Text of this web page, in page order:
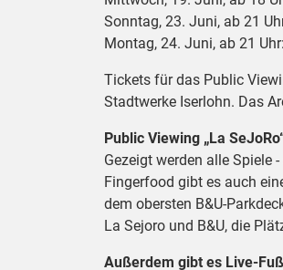
Sonntag, 23. Juni, ab 21
Montag, 24. Juni, ab 21
Tickets für das Public
Stadtwerke Iserlohn. Das
Public Viewing „La
Gezeigt werden alle Spiele
Fingerfood gibt es auch
dem obersten B&U-
La Sejoro und B&U, die
Außerdem gibt es Live-